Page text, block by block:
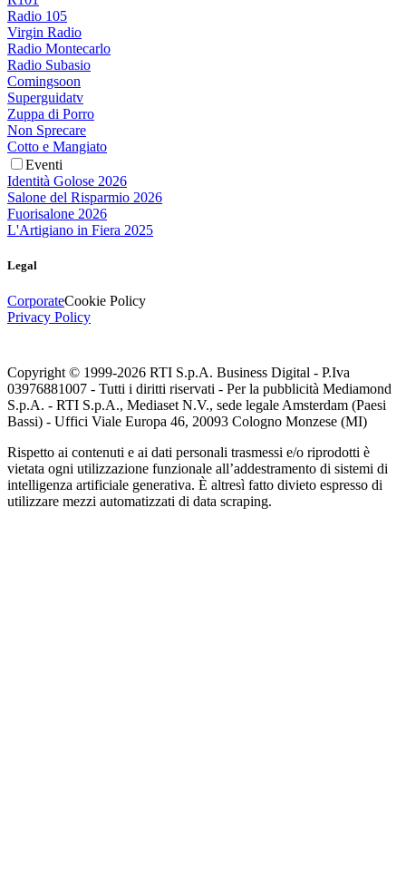
Radio 105
Virgin Radio
Radio Montecarlo
Radio Subasio
Comingsoon
Superguidatv
Zuppa di Porro
Non Sprecare
Cotto e Mangiato
Eventi
Identità Golose 2026
Salone del Risparmio 2026
Fuorisalone 2026
L'Artigiano in Fiera 2025
Legal
CorporateCookie Policy
Privacy Policy
Copyright © 1999-2026 RTI S.p.A. Business Digital - P.Iva
03976881007 - Tutti i diritti riservati - Per la pubblicità Mediamond
S.p.A. - RTI S.p.A., Mediaset N.V., sede legale Amsterdam (Paesi
Bassi) - Uffici Viale Europa 46, 20093 Cologno Monzese (MI)
Rispetto ai contenuti e ai dati personali trasmessi e/o riprodotti è
vietata ogni utilizzazione funzionale all’addestramento di sistemi di
intelligenza artificiale generativa. È altresì fatto divieto espresso di
utilizzare mezzi automatizzati di data scraping.